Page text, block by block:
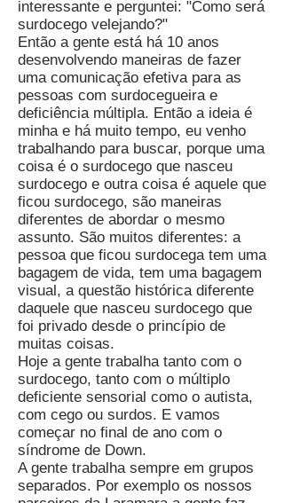
interessante e perguntei: "Como será
surdocego velejando?"
Então a gente está há 10 anos
desenvolvendo maneiras de fazer
uma comunicação efetiva para as
pessoas com surdocegueira e
deficiência múltipla. Então a ideia é
minha e há muito tempo, eu venho
trabalhando para buscar, porque uma
coisa é o surdocego que nasceu
surdocego e outra coisa é aquele que
ficou surdocego, são maneiras
diferentes de abordar o mesmo
assunto. São muitos diferentes: a
pessoa que ficou surdocega tem uma
bagagem de vida, tem uma bagagem
visual, a questão histórica diferente
daquele que nasceu surdocego que
foi privado desde o princípio de
muitas coisas.
Hoje a gente trabalha tanto com o
surdocego, tanto com o múltiplo
deficiente sensorial como o autista,
com cego ou surdos. E vamos
começar no final de ano com o
síndrome de Down.
A gente trabalha sempre em grupos
separados. Por exemplo os nossos